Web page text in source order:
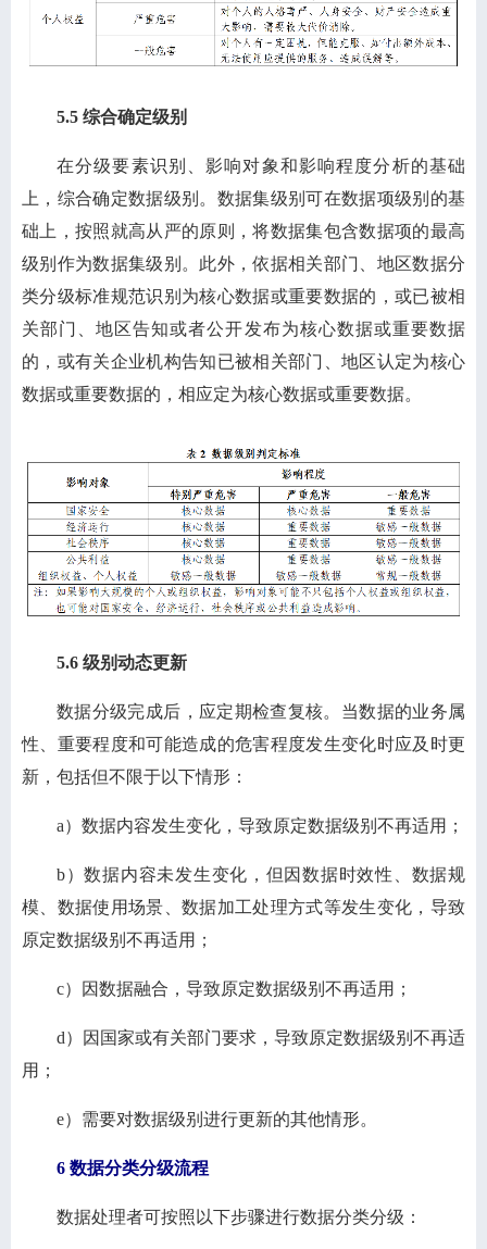
5.5 综合确定级别
在分级要素识别、影响对象和影响程度分析的基础
上，综合确定数据级别。数据集级别可在数据项级别的基
础上，按照就高从严的原则，将数据集包含数据项的最高
级别作为数据集级别。此外，依据相关部门、地区数据分
类分级标准规范识别为核心数据或重要数据的，或已被相
关部门、地区告知或者公开发布为核心数据或重要数据
的，或有关企业机构告知已被相关部门、地区认定为核心
数据或重要数据的，相应定为核心数据或重要数据。
5.6 级别动态更新
数据分级完成后，应定期检查复核。当数据的业务属
性、重要程度和可能造成的危害程度发生变化时应及时更
新，包括但不限于以下情形：
a）数据内容发生变化，导致原定数据级别不再适用；
b）数据内容未发生变化，但因数据时效性、数据规
模、数据使用场景、数据加工处理方式等发生变化，导致
原定数据级别不再适用；
c）因数据融合，导致原定数据级别不再适用；
d）因国家或有关部门要求，导致原定数据级别不再适
用；
e）需要对数据级别进行更新的其他情形。
6 数据分类分级流程
数据处理者可按照以下步骤进行数据分类分级：